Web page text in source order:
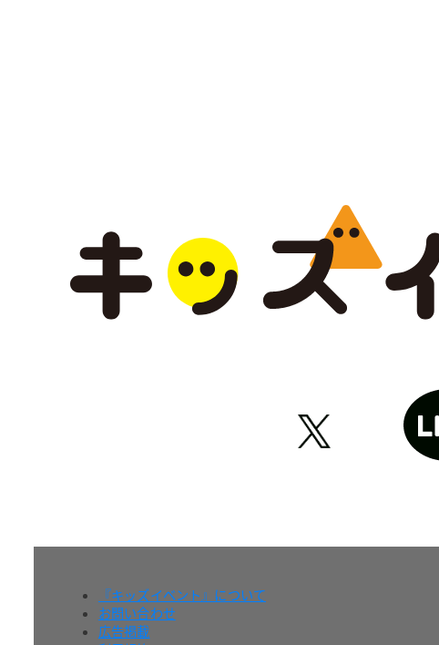
『キッズイベント』について
お問い合わせ
広告掲載